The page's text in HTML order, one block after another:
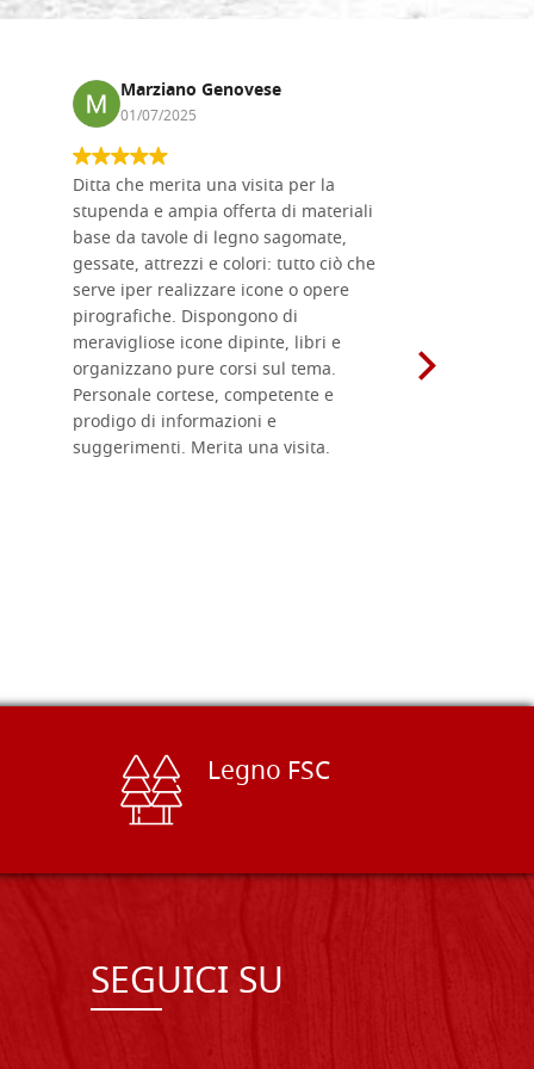
Marziano Genovese
01/07/2025
Ditta che merita una visita per la
stupenda e ampia offerta di materiali
base da tavole di legno sagomate,
gessate, attrezzi e colori: tutto ciò che
serve iper realizzare icone o opere
pirografiche. Dispongono di
meravigliose icone dipinte, libri e
organizzano pure corsi sul tema.
Personale cortese, competente e
prodigo di informazioni e
suggerimenti. Merita una visita.
Legno FSC
SEGUICI SU